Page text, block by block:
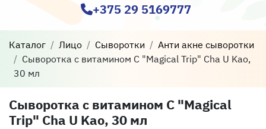
+375 29 5169777
Каталог Лицо Сыворотки
Анти акне сыворотки
Сыворотка с витамином С "Magical Trip" Cha U Kao,
30 мл
Сыворотка с витамином С "Magical
Trip" Cha U Kao, 30 мл